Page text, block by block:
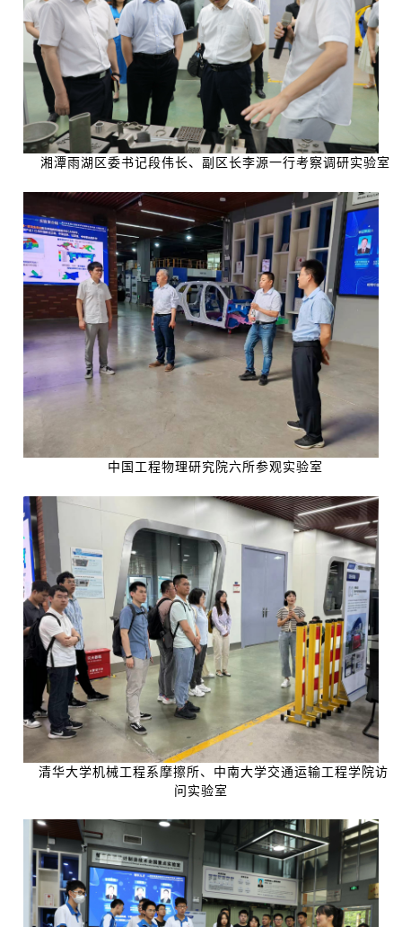
湘潭雨湖区委书记段伟长、副区长李源一行考察调研实验室
中国工程物理研究院六所参观实验室
清华大学机械工程系摩擦所、中南大学交通运输工程学院访
问实验室